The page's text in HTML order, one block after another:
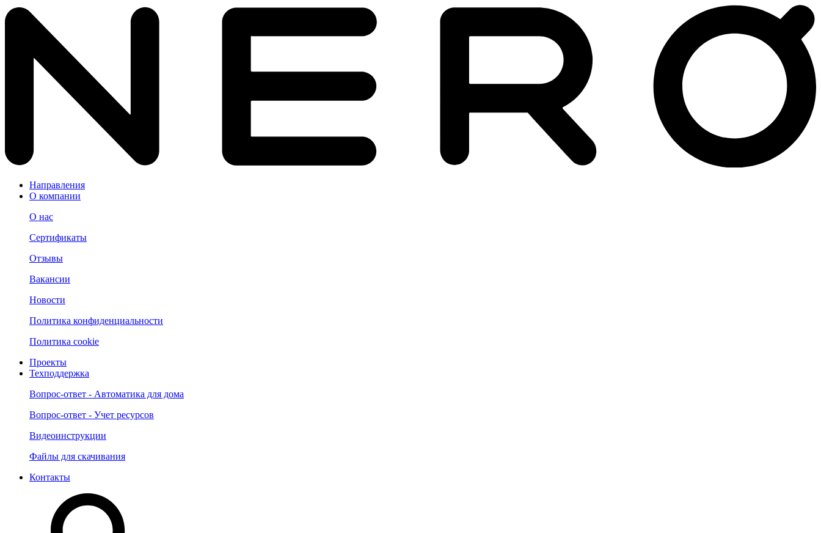
Направления
О компании
О нас
Сертификаты
Отзывы
Вакансии
Новости
Политика конфиденциальности
Политика cookie
Проекты
Техподдержка
Вопрос-ответ - Автоматика для дома
Вопрос-ответ - Учет ресурсов
Видеоинструкции
Файлы для скачивания
Контакты